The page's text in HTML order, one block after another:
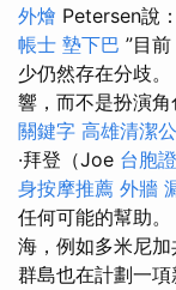
外燴 Petersen說
帳士 墊下巴 ”目
少仍然存在分歧
響，而不是扮演角
關鍵字 高雄清潔
·拜登（Joe 台胞
身按摩推薦 外牆
任何可能的幫助。
海，例如多米尼
群島也在計劃一項